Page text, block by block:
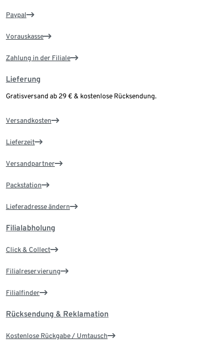
Paypal
Vorauskasse
Zahlung in der Filiale
Lieferung
Gratisversand ab 29 € & kostenlose Rücksendung.
Versandkosten
Lieferzeit
Versandpartner
Packstation
Lieferadresse ändern
Filialabholung
Click & Collect
Filialreservierung
Filialfinder
Rücksendung & Reklamation
Kostenlose Rückgabe / Umtausch